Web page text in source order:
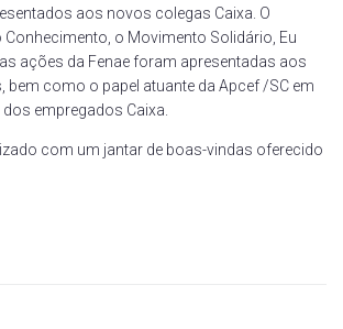
aos novos colegas Caixa. O
Conhecimento, o Movimento Solidário, Eu
ações da Fenae foram apresentadas aos
bem como o papel atuante da Apcef /SC em
empregados Caixa.
com um jantar de boas-vindas oferecido